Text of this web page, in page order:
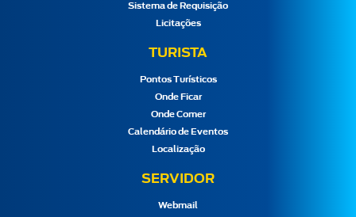
Sistema de Requisição
Licitações
TURISTA
Pontos Turísticos
Onde Ficar
Onde Comer
Calendário de Eventos
Localização
SERVIDOR
Webmail